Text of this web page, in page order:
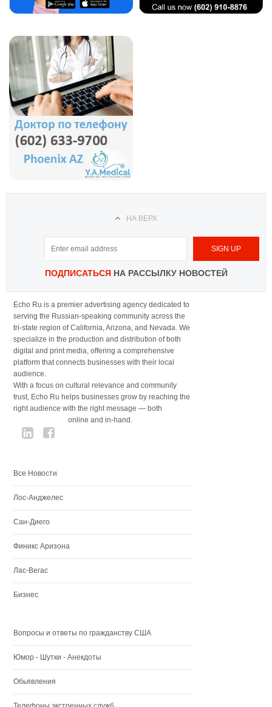
НА ВЕРХ
ПОДПИСАТЬСЯНА РАССЫЛКУ НОВОСТЕЙ
Echo Ru is a premier advertising agency dedicated to
serving the Russian-speaking community across the
tri-state region of California, Arizona, and Nevada. We
specialize in the production and distribution of both
digital and print media, offering a comprehensive
platform that connects businesses with their local
audience.
With a focus on cultural relevance and community
trust, Echo Ru helps businesses grow by reaching the
right audience with the right message — both
online and in-hand.
Все Новости
Лос-Анджелес
Сан-Диего
Финикс Аризона
Лас-Вегас
Бизнес
Вопросы и ответы по гражданству США
Юмор - Шутки - Анекдоты
Обьявления